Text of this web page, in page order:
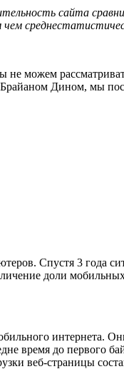
сайта
можем
Дином, мы
Спустя 3 года
доли
интернета.
время до первого
веб-страницы